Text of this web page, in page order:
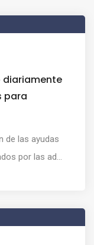
diariamente
para
de las ayudas
por las ad...